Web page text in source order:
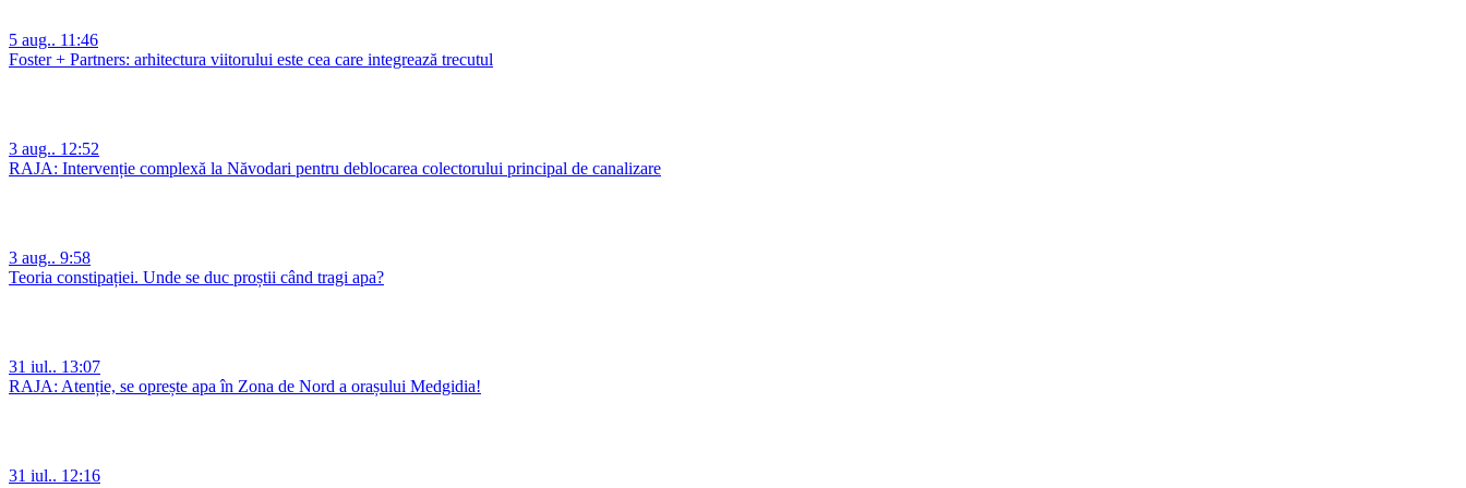
5 aug.. 11:46
Foster + Partners: arhitectura viitorului este cea care integrează trecutul
3 aug.. 12:52
RAJA: Intervenție complexă la Năvodari pentru deblocarea colectorului principal de canalizare
3 aug.. 9:58
Teoria constipației. Unde se duc proștii când tragi apa?
31 iul.. 13:07
RAJA: Atenție, se oprește apa în Zona de Nord a orașului Medgidia!
31 iul.. 12:16